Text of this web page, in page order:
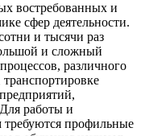
востребованных и
сфер деятельности.
и тысячи раз
и сложный
различного
работы и
требуются профильные